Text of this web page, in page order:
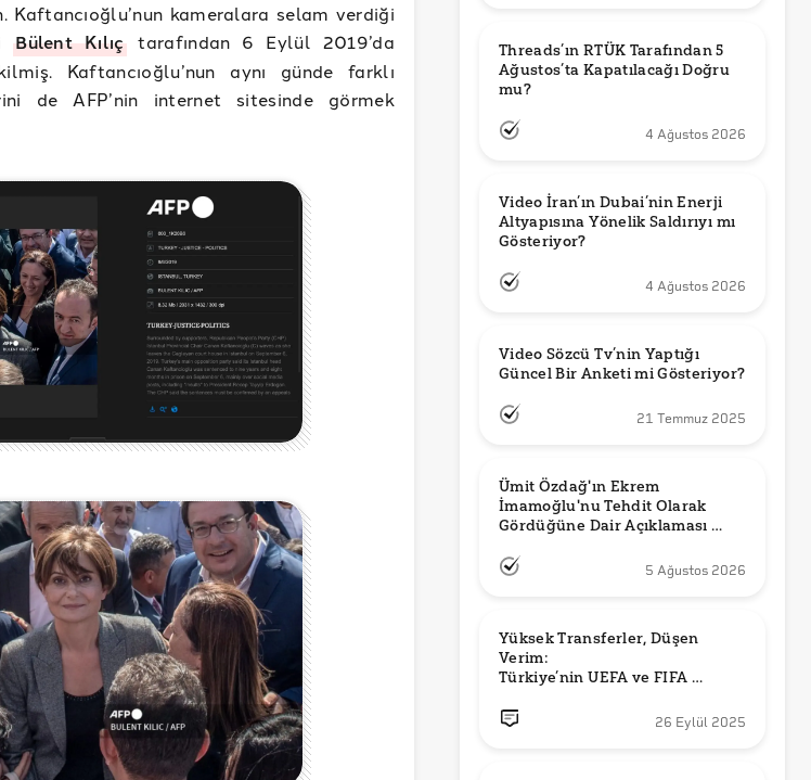
Kaftancıoğlu’nun kameralara selam verdiği
Bülent Kılıçtarafından 6 Eylül 2019’da
Kaftancıoğlu’nun aynı günde farklı
de AFP’nin internet sitesinde görmek
Threads’ın RTÜK Tarafından 5
Ağustos’ta Kapatılacağı Doğru
mu?
4 Ağustos 2026
Video İran’ın Dubai’nin Enerji
Altyapısına Yönelik Saldırıyı mı
Gösteriyor?
4 Ağustos 2026
Video Sözcü Tv’nin Yaptığı
Güncel Bir Anketi mi Gösteriyor?
21 Temmuz 2025
Ümit Özdağ'ın Ekrem
İmamoğlu'nu Tehdit Olarak
Gördüğüne Dair Açıklaması
5 Ağustos 2026
Yüksek Transferler, Düşen
Verim:
Türkiye’nin UEFA ve FIFA
26 Eylül 2025